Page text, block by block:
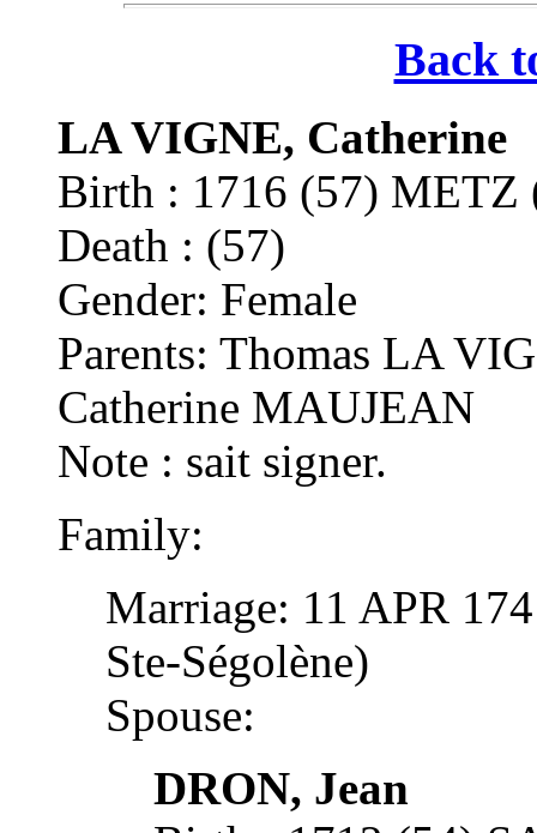
Back
LA VIGNE, Catherine
Birth : 1716 (57) METZ
Death : (57)
Gender: Female
Parents: Thomas LA
Catherine MAUJEAN
Note : sait signer.
Family:
Marriage: 11 APR
Ste-Ségolène)
Spouse:
DRON, Jean